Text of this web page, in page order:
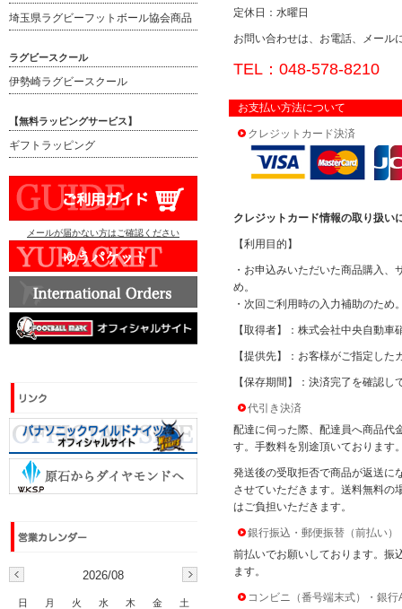
定休日：水曜日
お問い合わせは、お電話、メール
TEL：048-578-8210
お支払い方法について
クレジットカード決済
クレジットカード情報の取り扱い
【利用目的】
・お申込みいただいた商品購入、
め。
・次回ご利用時の入力補助のため
【取得者】：株式会社中央自動車
【提供先】：お客様がご指定した
【保存期間】：決済完了を確認し
代引き決済
配達に伺った際、配達員へ商品代
す。手数料を別途頂いております
発送後の受取拒否で商品が返送に
させていただきます。送料無料の
はご負担いただきます。
銀行振込・郵便振替（前払い）
前払いでお願いしております。振
ます。
コンビニ（番号端末式）・銀
埼玉県ラグビーフットボール協会商品
ラグビースクール
伊勢崎ラグビースクール
【無料ラッピングサービス】
ギフトラッピング
メールが届かない方はご確認ください
2026/08
日 月 火 水 木 金
土